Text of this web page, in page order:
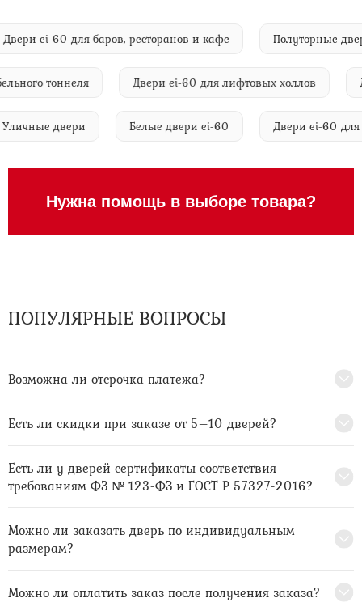
Двери ei-60 для баров, ресторанов и кафе
тоннеля Двери ei-60 для лифтовых холлов
Уличные двери Белые двери ei-60 Двери ei-60
Нужна помощь в выборе товара?
ПОПУЛЯРНЫЕ ВОПРОСЫ
Возможна ли отсрочка платежа?
Есть ли скидки при заказе от 5–10 дверей?
Есть ли у дверей сертификаты соответствия
требованиям ФЗ № 123-ФЗ и ГОСТ Р 57327-2016?
Можно ли заказать дверь по индивидуальным
размерам?
Можно ли оплатить заказ после получения заказа?